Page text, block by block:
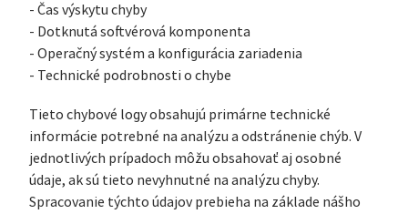
- Čas výskytu chyby
- Dotknutá softvérová komponenta
- Operačný systém a konfigurácia zariadenia
- Technické podrobnosti o chybe
Tieto chybové logy obsahujú primárne technické
informácie potrebné na analýzu a odstránenie chýb. V
jednotlivých prípadoch môžu obsahovať aj osobné
údaje, ak sú tieto nevyhnutné na analýzu chyby.
Spracovanie týchto údajov prebieha na základe nášho